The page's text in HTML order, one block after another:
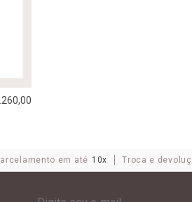
em até 10x Troca e